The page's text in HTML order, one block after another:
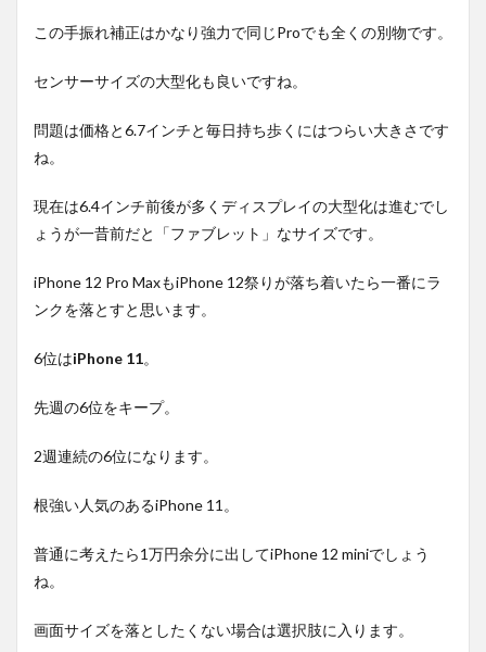
この手振れ補正はかなり強力で同じProでも全くの別物です。
センサーサイズの大型化も良いですね。
問題は価格と6.7インチと毎日持ち歩くにはつらい大きさです
ね。
現在は6.4インチ前後が多くディスプレイの大型化は進むでし
ょうが一昔前だと「ファブレット」なサイズです。
iPhone 12 Pro MaxもiPhone 12祭りが落ち着いたら一番にラ
ンクを落とすと思います。
6位はiPhone 11。
先週の6位をキープ。
2週連続の6位になります。
根強い人気のあるiPhone 11。
普通に考えたら1万円余分に出してiPhone 12 miniでしょう
ね。
画面サイズを落としたくない場合は選択肢に入ります。